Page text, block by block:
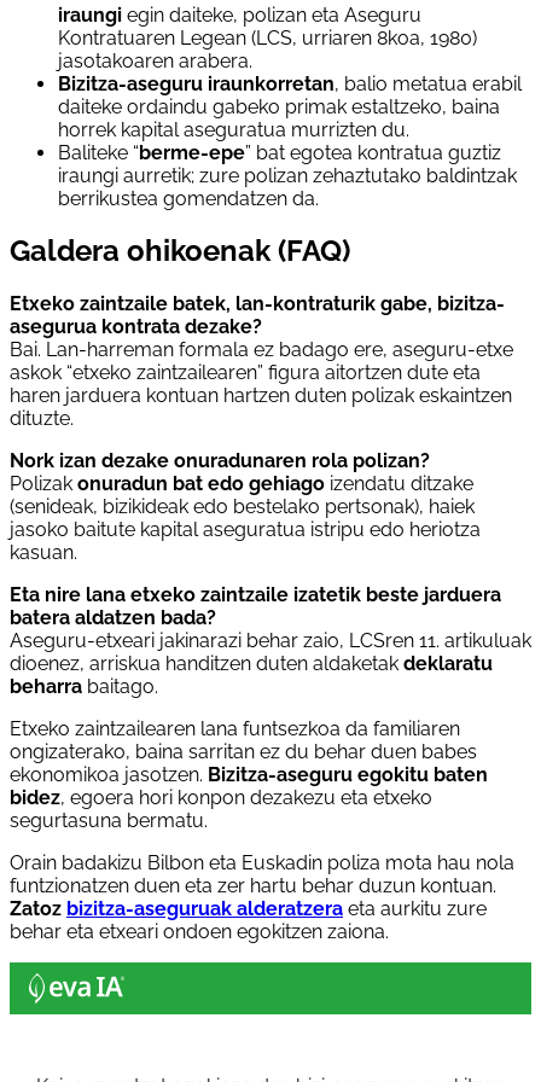
iraungi egin daiteke, polizan eta Aseguru
Kontratuaren Legean (LCS, urriaren 8koa, 1980)
jasotakoaren arabera.
Bizitza-aseguru iraunkorretan, balio metatua erabil
daiteke ordaindu gabeko primak estaltzeko, baina
horrek kapital aseguratua murrizten du.
Baliteke “berme-epe” bat egotea kontratua guztiz
iraungi aurretik; zure polizan zehaztutako baldintzak
berrikustea gomendatzen da.
Galdera ohikoenak (FAQ)
Etxeko zaintzaile batek, lan-kontraturik gabe, bizitza-
asegurua kontrata dezake?
Bai. Lan-harreman formala ez badago ere, aseguru-etxe
askok “etxeko zaintzailearen” figura aitortzen dute eta
haren jarduera kontuan hartzen duten polizak eskaintzen
dituzte.
Nork izan dezake onuradunaren rola polizan?
Polizak onuradun bat edo gehiago izendatu ditzake
(senideak, bizikideak edo bestelako pertsonak), haiek
jasoko baitute kapital aseguratua istripu edo heriotza
kasuan.
Eta nire lana etxeko zaintzaile izatetik beste jarduera
batera aldatzen bada?
Aseguru-etxeari jakinarazi behar zaio, LCSren 11. artikuluak
dioenez, arriskua handitzen duten aldaketak deklaratu
beharra baitago.
Etxeko zaintzailearen lana funtsezkoa da familiaren
ongizaterako, baina sarritan ez du behar duen babes
ekonomikoa jasotzen. Bizitza-aseguru egokitu baten
bidez, egoera hori konpon dezakezu eta etxeko
segurtasuna bermatu.
Orain badakizu Bilbon eta Euskadin poliza mota hau nola
funtzionatzen duen eta zer hartu behar duzun kontuan.
Zatoz bizitza-aseguruak alderatzera eta aurkitu zure
behar eta etxeari ondoen egokitzen zaiona.